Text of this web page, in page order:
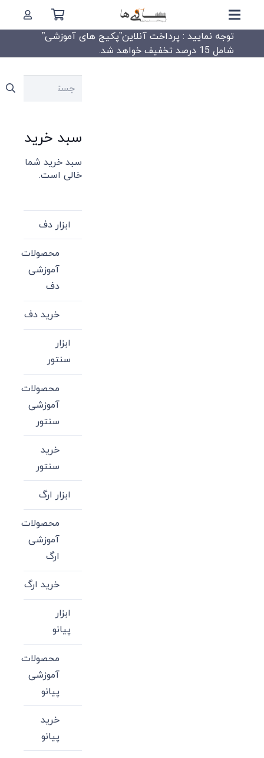
توجه نمایید : پرداخت آنلاین”پکیج های آموزشی”
شامل 15 درصد تخفیف خواهد شد.
جستجو
سبد خرید
سبد خرید شما
خالی است.
ابزار دف
محصولات
آموزشی
دف
خرید دف
ابزار
سنتور
محصولات
آموزشی
سنتور
خرید
سنتور
ابزار ارگ
محصولات
آموزشی
ارگ
خرید ارگ
ابزار
پیانو
محصولات
آموزشی
پیانو
خرید
پیانو